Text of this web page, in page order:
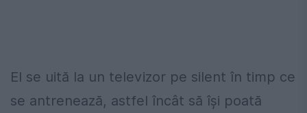
El se uită la un televizor pe silent în timp ce
se antrenează, astfel încât să își poată